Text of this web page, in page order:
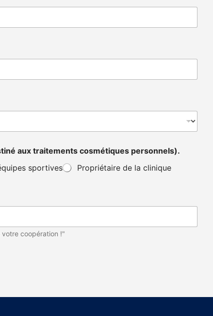
aux traitements cosmétiques personnels).
sportives
Propriétaire de la clinique
votre coopération !"